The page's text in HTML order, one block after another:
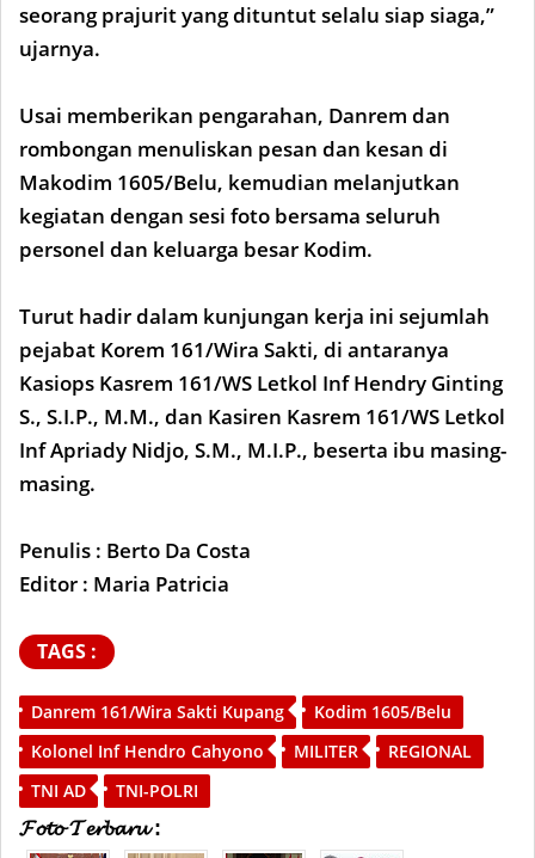
seorang prajurit yang dituntut selalu siap siaga,”
ujarnya.
Usai memberikan pengarahan, Danrem dan
rombongan menuliskan pesan dan kesan di
Makodim 1605/Belu, kemudian melanjutkan
kegiatan dengan sesi foto bersama seluruh
personel dan keluarga besar Kodim.
Turut hadir dalam kunjungan kerja ini sejumlah
pejabat Korem 161/Wira Sakti, di antaranya
Kasiops Kasrem 161/WS Letkol Inf Hendry Ginting
S., S.I.P., M.M., dan Kasiren Kasrem 161/WS Letkol
Inf Apriady Nidjo, S.M., M.I.P., beserta ibu masing-
masing.
Penulis : Berto Da Costa
Editor : Maria Patricia
TAGS :
Danrem 161/Wira Sakti Kupang
Kodim 1605/Belu
Kolonel Inf Hendro Cahyono
MILITER
REGIONAL
TNI AD
TNI-POLRI
𝓕𝓸𝓽𝓸 𝓣𝓮𝓻𝓫𝓪𝓻𝓾 :